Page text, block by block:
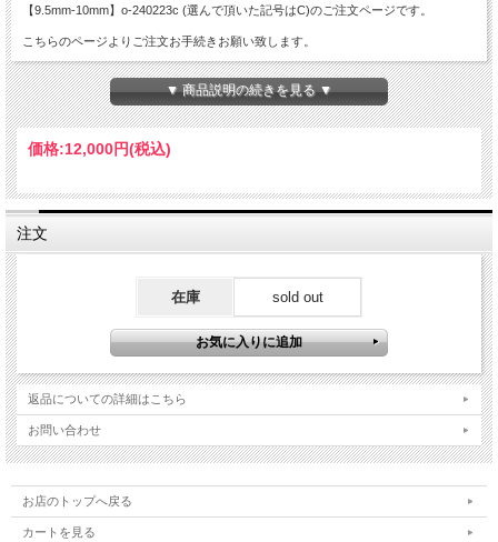
【9.5mm-10mm】o-240223c (選んで頂いた記号はC)のご注文ページです。
こちらのページよりご注文お手続きお願い致します。
▼ 商品説明の続きを見る ▼
価格:12,000円(税込)
注文
在庫 sold out
返品についての詳細はこちら
お問い合わせ
お店のトップへ戻る
カートを見る